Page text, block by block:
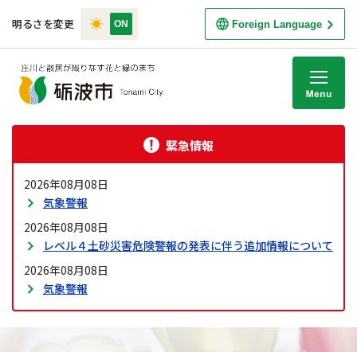
明るさを変更 Foreign Language
緊急情報
2026年08月08日
気象警報
2026年08月08日
レベル４土砂災害危険警報の発表に伴う追加情報について
2026年08月08日
気象警報